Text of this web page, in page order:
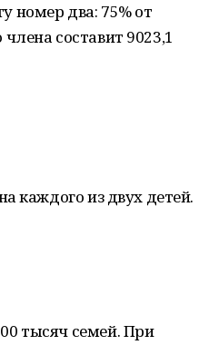
номер два: 75% от
составит 9023,1
каждого из двух детей.
тысяч семей. При